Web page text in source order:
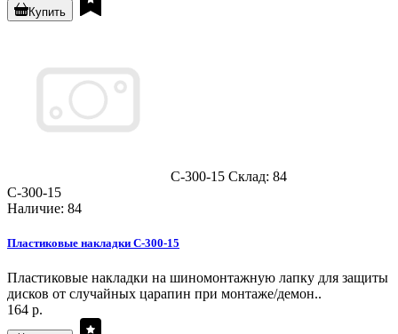
Купить
C-300-15 Склад: 84
C-300-15
Наличие: 84
Пластиковые накладки C-300-15
Пластиковые накладки на шиномонтажную лапку для защиты
дисков от случайных царапин при монтаже/демон..
164 р.